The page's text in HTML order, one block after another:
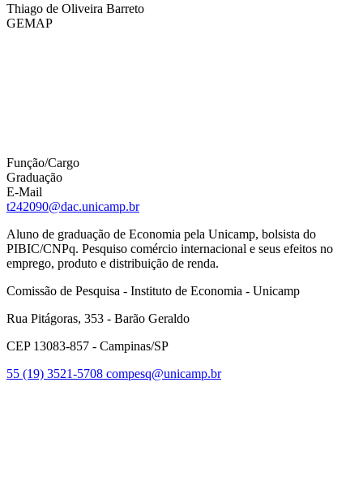
Thiago de Oliveira Barreto
GEMAP
Função/Cargo
Graduação
E-Mail
t242090@dac.unicamp.br
Aluno de graduação de Economia pela Unicamp, bolsista do
PIBIC/CNPq. Pesquiso comércio internacional e seus efeitos no
emprego, produto e distribuição de renda.
Comissão de Pesquisa - Instituto de Economia - Unicamp
Rua Pitágoras, 353 - Barão Geraldo
CEP 13083-857 - Campinas/SP
55 (19) 3521-5708 compesq@unicamp.br